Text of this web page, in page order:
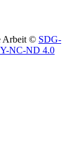
Arbeit © SDG-
NC-ND 4.0